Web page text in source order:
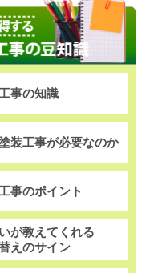
事の知識
装工事が必要なのか
事のポイント
が教えてくれる
えのサイン